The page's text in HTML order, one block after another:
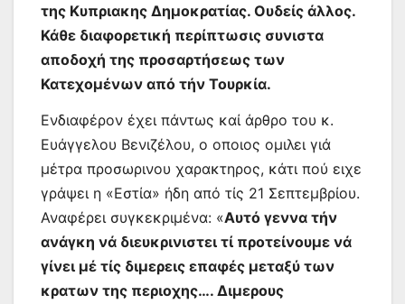
της Κυπριακης Δημοκρατίας. Ουδείς άλλος.
Κάθε διαφορετική περίπτωσις συνιστα
αποδοχή της προσαρτήσεως των
Κατεχομένων από τήν Τουρκία.
Ενδιαφέρον έχει πάντως καί άρθρο του κ.
Ευάγγελου Βενιζέλου, ο οποιος ομιλει γιά
μέτρα προσωρινου χαρακτηρος, κάτι πού ειχε
γράψει η «Εστία» ήδη από τίς 21 Σεπτεμβρίου.
Αναφέρει συγκεκριμένα: «Αυτό γεννα τήν
ανάγκη νά διευκρινιστει τί προτείνουμε νά
γίνει μέ τίς διμερεις επαφές μεταξύ των
κρατων της περιοχης…. Διμερους